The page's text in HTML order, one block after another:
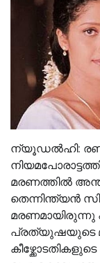
ന്യൂഡൽഹി: രണ്ട്
മരണത്തിൽ
തെന്നിന്ത്യൻ
പ്രത്യുഷയുടെ